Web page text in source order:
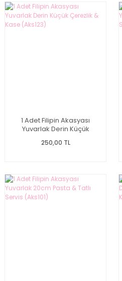
1 Adet Filipin Akasyası
Yuvarlak Derin Küçük
250,00 TL